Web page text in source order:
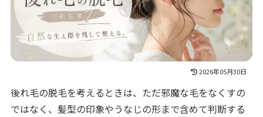
2026年05月30日
後れ毛の脱毛を考えるときは、ただ邪魔な毛をなくすの
ではなく、髪型の印象やうなじの形まで含めて判断する